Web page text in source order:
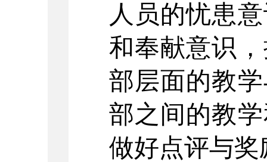
人员的忧患
和奉献意识
部层面的教
部之间的教
做好点评与奖